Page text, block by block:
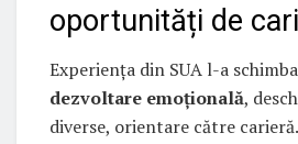
oportunități de
Experiența din SUA l-a
dezvoltare emoțională,
diverse, orientare către carieră.